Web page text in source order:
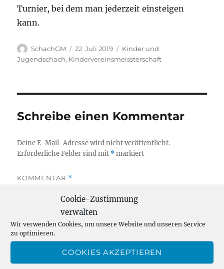
Cookie-Zustimmung
verwalten
Wir verwenden Cookies, um unsere Website und unseren Service
zu optimieren.
COOKIES AKZEPTIEREN
Turnier, bei dem man jederzeit einsteigen
kann.
Autor
SchachGM
Veröffentlicht
am
22. Juli 2019 Kategorien
Kinder und
Jugendschach, Kindervereinsmeissterschaft
Schreibe einen Kommentar
Deine E-Mail-Adresse wird nicht veröffentlicht.
Erforderliche Felder sind mit *markiert
KOMMENTAR *